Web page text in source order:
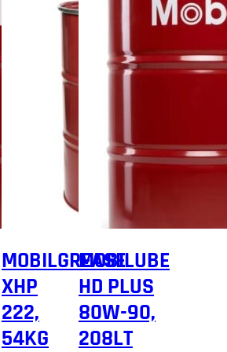
MOBILGREASE
XHP
222,
54KG
MOBILUBE
HD PLUS
80W-90,
208LT